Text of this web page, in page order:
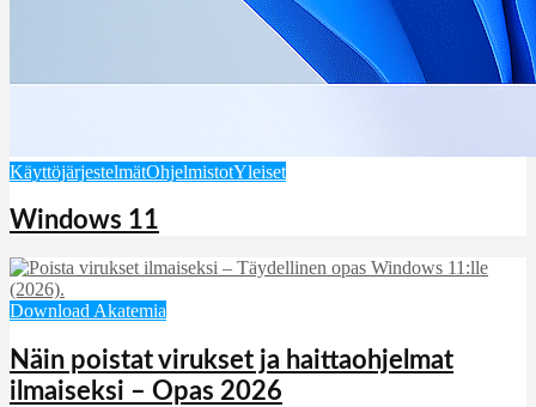
KäyttöjärjestelmätOhjelmistotYleiset
Windows 11
Download Akatemia
Näin poistat virukset ja haittaohjelmat
ilmaiseksi – Opas 2026